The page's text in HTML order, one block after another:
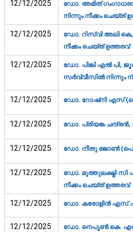
12/12/2025
ഡോ. അമിത്
നിന്നും നീക്കം ചെയ്ത്
12/12/2025
ഡോ. റിസ്വി അലി
നീക്കം ചെയ്ത് ഉത്തരവ്‌
12/12/2025
ഡോ. പിങ്കി എല്‍ പി,
സര്‍വ്വീസില്‍ നിന്നും
12/12/2025 ഡോ. റോഷ്‌നി എസ്
12/12/2025 ഡോ. പ്രിയങ്ക
12/12/2025 ഡോ. നീതു ജോണ്‍ (പെന്‍
12/12/2025
ഡോ. മുത്തുലക്ഷ്മി സി
നീക്കം ചെയ്ത് ഉത്തരവ്‌
12/12/2025 ഡോ. കരോളിന്‍
12/12/2025
ഡോ. നെപൂണ്‍ കെ.